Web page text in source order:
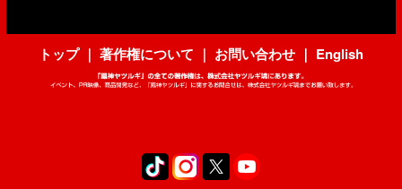
トップ｜ 著作権について ｜ お問い合わせ ｜ English